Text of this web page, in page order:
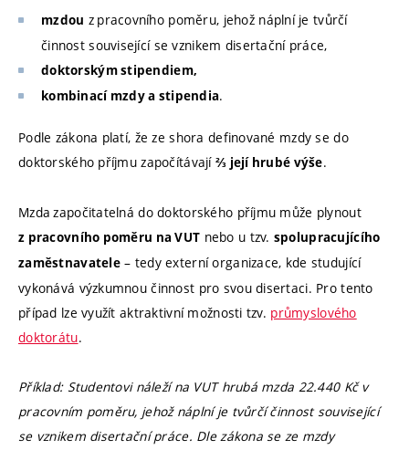
mzdou z pracovního poměru, jehož náplní je tvůrčí
činnost související se vznikem disertační práce,
doktorským stipendiem,
kombinací mzdy a stipendia.
Podle zákona platí, že ze shora definované mzdy se do
doktorského příjmu započítávají ⅔ její hrubé výše.
Mzda započitatelná do doktorského příjmu může plynout
z pracovního poměru na VUT nebo u tzv. spolupracujícího
zaměstnavatele– tedy externí organizace, kde studující
vykonává výzkumnou činnost pro svou disertaci. Pro tento
případ lze využít aktraktivní možnosti tzv. průmyslového
doktorátu.
Příklad: Studentovi náleží na VUT hrubá mzda 22.440 Kč v
pracovním poměru, jehož náplní je tvůrčí činnost související
se vznikem disertační práce. Dle zákona se ze mzdy